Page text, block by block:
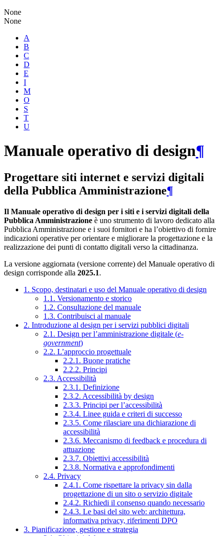
None
None
A
B
C
D
E
I
M
O
S
T
U
Manuale operativo di design¶
Progettare siti internet e servizi digitali
della Pubblica Amministrazione¶
Il Manuale operativo di design per i siti e i servizi digitali della
Pubblica Amministrazione è uno strumento di lavoro dedicato alla
Pubblica Amministrazione e i suoi fornitori e ha l’obiettivo di fornire
indicazioni operative per orientare e migliorare la progettazione e la
realizzazione dei punti di contatto digitali verso la cittadinanza.
La versione aggiornata (versione corrente) del Manuale operativo di
design corrisponde alla 2025.1.
1. Scopo, destinatari e uso del Manuale operativo di design
1.1. Versionamento e storico
1.2. Consultazione del manuale
1.3. Contribuisci al manuale
2. Introduzione al design per i servizi pubblici digitali
2.1. Design per l’amministrazione digitale (e-
government)
2.2. L’approccio progettuale
2.2.1. Buone pratiche
2.2.2. Principi
2.3. Accessibilità
2.3.1. Definizione
2.3.2. Accessibilità by design
2.3.3. Principi per l’accessibilità
2.3.4. Linee guida e criteri di successo
2.3.5. Come rilasciare una dichiarazione di
accessibilità
2.3.6. Meccanismo di feedback e procedura di
attuazione
2.3.7. Obiettivi accessibilità
2.3.8. Normativa e approfondimenti
2.4. Privacy
2.4.1. Come rispettare la privacy sin dalla
progettazione di un sito o servizio digitale
2.4.2. Richiedi il consenso quando necessario
2.4.3. Le basi del sito web: architettura,
informativa privacy, riferimenti DPO
3. Pianificazione, gestione e strategia